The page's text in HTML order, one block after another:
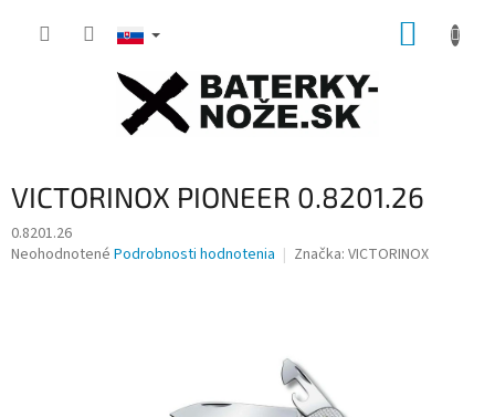
VICTORINOX PIONEER 0.8201.26
0.8201.26
Priemerné
Neohodnotené Podrobnosti hodnotenia Značka: VICTORINOX